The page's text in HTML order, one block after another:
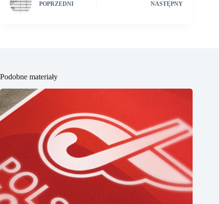
POPRZEDNI NASTĘPNY
Podobne materiały